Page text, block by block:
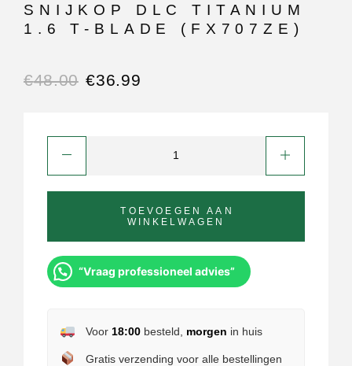
SNIJKOP DLC TITANIUM
1.6 T-BLADE (FX707ZE)
€48.00 €36.99
TOEVOEGEN AAN
WINKELWAGEN
“Vraag professioneel advies”
Voor 18:00besteld, morgen in huis
Gratis verzending voor alle bestellingen